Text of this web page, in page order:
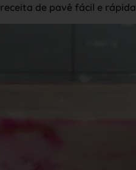
receita de pavê fácil e rápida